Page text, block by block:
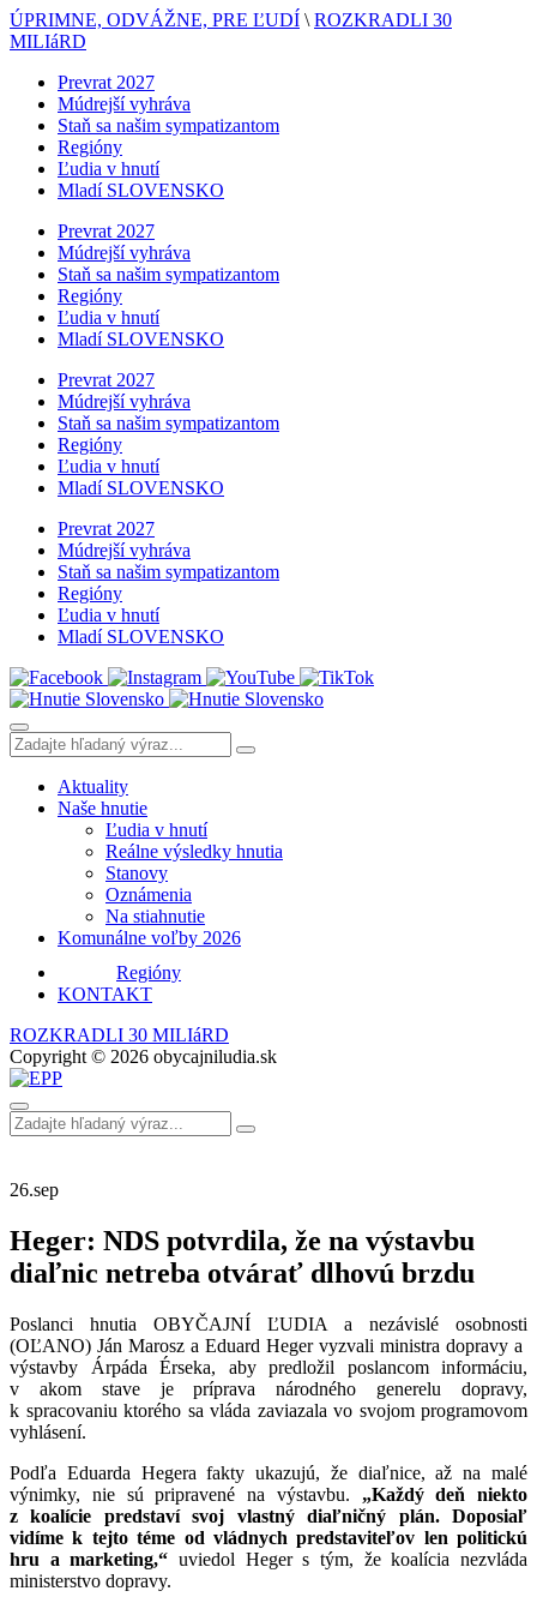
ÚPRIMNE, ODVÁŽNE, PRE ĽUDÍ \ ROZKRADLI 30
MILIáRD
Prevrat 2027
Múdrejší vyhráva
Staň sa našim sympatizantom
Regióny
Ľudia v hnutí
Mladí SLOVENSKO
Prevrat 2027
Múdrejší vyhráva
Staň sa našim sympatizantom
Regióny
Ľudia v hnutí
Mladí SLOVENSKO
Prevrat 2027
Múdrejší vyhráva
Staň sa našim sympatizantom
Regióny
Ľudia v hnutí
Mladí SLOVENSKO
Prevrat 2027
Múdrejší vyhráva
Staň sa našim sympatizantom
Regióny
Ľudia v hnutí
Mladí SLOVENSKO
Aktuality
Naše hnutie
Ľudia v hnutí
Reálne výsledky hnutia
Stanovy
Oznámenia
Na stiahnutie
Komunálne voľby 2026
Regióny
KONTAKT
ROZKRADLI 30 MILIáRD
Copyright © 2026 obycajniludia.sk
26.sep
Heger: NDS potvrdila, že na výstavbu
diaľnic netreba otvárať dlhovú brzdu
Poslanci hnutia OBYČAJNÍ ĽUDIA a nezávislé osobnosti
(OĽANO) Ján Marosz a Eduard Heger vyzvali ministra dopravy a
výstavby Árpáda Érseka, aby predložil poslancom informáciu,
v akom stave je príprava národného generelu dopravy,
k spracovaniu ktorého sa vláda zaviazala vo svojom programovom
vyhlásení.
Podľa Eduarda Hegera fakty ukazujú, že diaľnice, až na malé
výnimky, nie sú pripravené na výstavbu. „Každý deň niekto
z koalície predstaví svoj vlastný diaľničný plán. Doposiaľ
vidíme k tejto téme od vládnych predstaviteľov len politickú
hru a marketing,“ uviedol Heger s tým, že koalícia nezvláda
ministerstvo dopravy.